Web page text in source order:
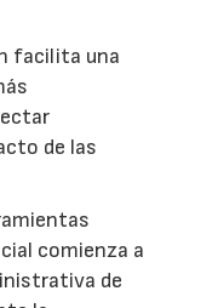
facilita una
de las
comienza a
de